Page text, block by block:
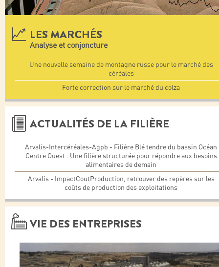
LES MARCHÉS
Analyse et conjoncture
Une nouvelle semaine de montagne russe pour le marché des
céréales
Forte correction sur le marché du colza
ACTUALITÉS DE LA FILIÈRE
Arvalis-Intercéréales-Agpb - Filière Blé tendre du bassin Océan
Centre Ouest : Une filière structurée pour répondre aux besoins
alimentaires de demain
Arvalis - ImpactCoutProduction, retrouver des repères sur les
coûts de production des exploitations
VIE DES ENTREPRISES